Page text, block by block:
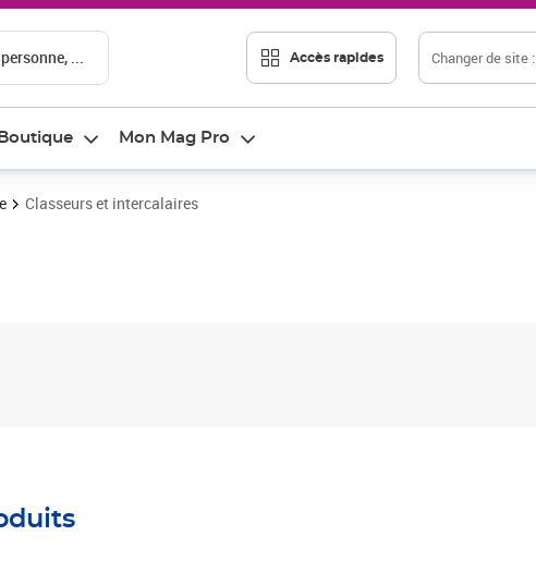
... Accès rapides Changer de site :
Boutique Mon Mag Pro
Classeurs et intercalaires